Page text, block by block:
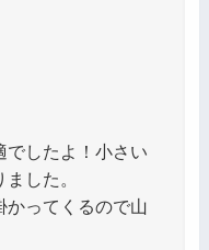
でしたよ！小さい
した。
かってくるので山